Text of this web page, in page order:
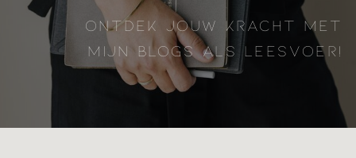
ONTDEK JOUW KRACHT MET
MIJN BLOGS ALS LEESVOER!